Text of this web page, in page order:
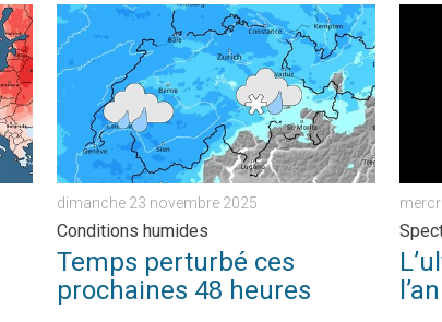
En Europe. . . mercredi 15 avril 2026
Temps perturbé ces prochaines 48 heures.
dimanche 23 novembre 2025
Conditions humides
Temps perturbé ces
prochaines 48 heures